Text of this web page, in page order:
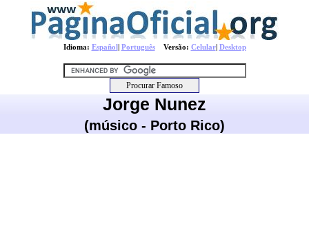
Idioma: Español| PortuguêsVersão: Celular| Desktop
Jorge Nunez
(músico - Porto Rico)